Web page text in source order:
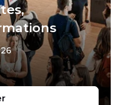
Rentrée 2026 à GEM